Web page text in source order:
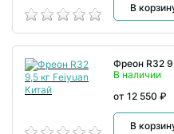
В
Фреон R32
В наличии
от 12 550 ₽
В